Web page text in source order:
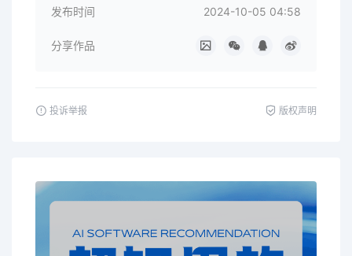
发布时间 2024-10-05 04:58
分享作品
投诉举报 版权声明